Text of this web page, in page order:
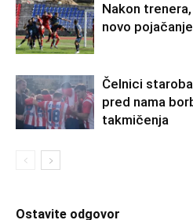
Nakon
novo
Čelnici
pred nama
takmičenja
Ostavite odgovor